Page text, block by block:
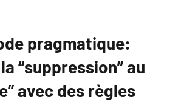
pragmatique:
“suppression” au
avec des règles